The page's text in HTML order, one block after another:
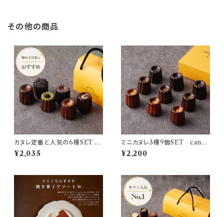
その他の商品
カヌレ定番と人気の6種SET 自
家製 canelé de CHIANTI
¥2,035
ミニカヌレ3種9個SET canel
é de CHIANTI mini
¥2,200